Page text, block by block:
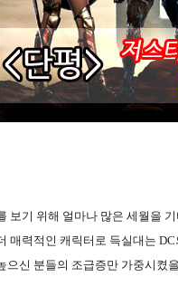
보기 위해 얼마나 많은 세월을
매력적인 캐릭터로 득실대는
으신 분들의 조급증만 가중시켰